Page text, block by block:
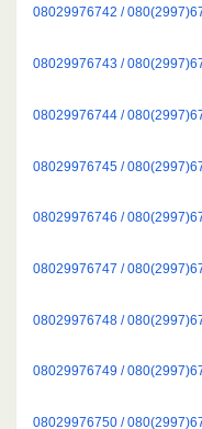
08029976742 /
08029976743 /
08029976744 /
08029976745 /
08029976746 /
08029976747 /
08029976748 /
08029976749 /
08029976750 /